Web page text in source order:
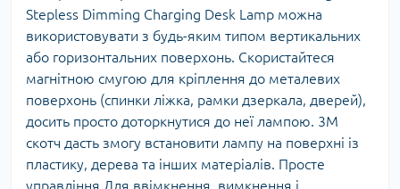
Stepless Dimming Charging Desk Lamp можна
використовувати з будь-яким типом вертикальних
або горизонтальних поверхонь. Скористайтеся
магнітною смугою для кріплення до металевих
поверхонь (спинки ліжка, рамки дзеркала, дверей),
досить просто доторкнутися до неї лампою. 3М
скотч дасть змогу встановити лампу на поверхні із
пластику, дерева та інших матеріалів. Просте
управління Для ввімкнення, вимкнення і